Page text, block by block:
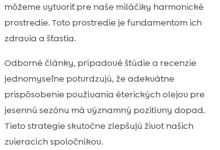
môžeme vytvoriť pre naše miláčiky harmonické
prostredie. Toto prostredie je fundamentom ich
zdravia a šťastia.
Odborné články, prípadové štúdie a recenzie
jednomyseľne potvrdzujú, že adekvátne
prispôsobenie používania éterických olejov pre
jesennú sezónu má významný pozitívny dopad.
Tieto strategie skutočne zlepšujú život našich
zvieracích spoločníkov.